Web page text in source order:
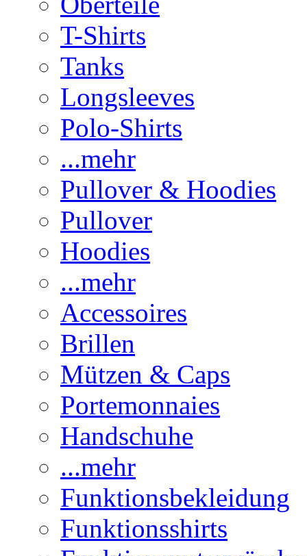
T-Shirts
Tanks
Longsleeves
Polo-Shirts
...mehr
Pullover & Hoodies
Pullover
Hoodies
...mehr
Accessoires
Brillen
Mützen & Caps
Portemonnaies
Handschuhe
...mehr
Funktionsbekleidung
Funktionsshirts